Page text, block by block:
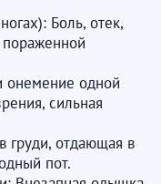
Боль, отек,
онемение одной
сильная
груди, отдающая в
пот.